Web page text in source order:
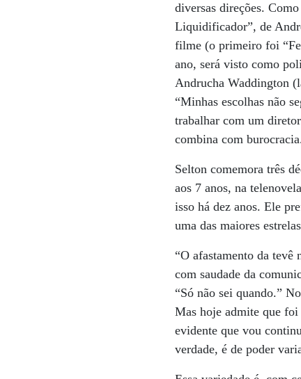
diversas direções.
Liquidificador”, de
filme (o primeiro foi
ano, será visto como
Andrucha Waddington
“Minhas escolhas não
trabalhar com um
combina com
Selton comemora três
aos 7 anos, na
isso há dez anos. Ele
uma das maiores
“O afastamento da
com saudade da
“Só não sei quando.”
Mas hoje admite que foi
evidente que vou
verdade, é de poder